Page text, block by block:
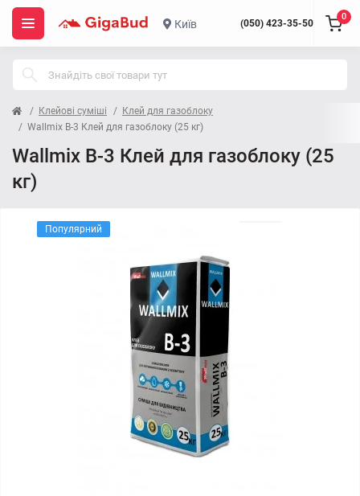
Київ (050) 423-35-50
0
Клейові суміші
Клей для газоблоку
Wallmix B-3 Клей для газоблоку (25 кг)
Wallmix B-3 Клей для газоблоку (25
кг)
Популярний